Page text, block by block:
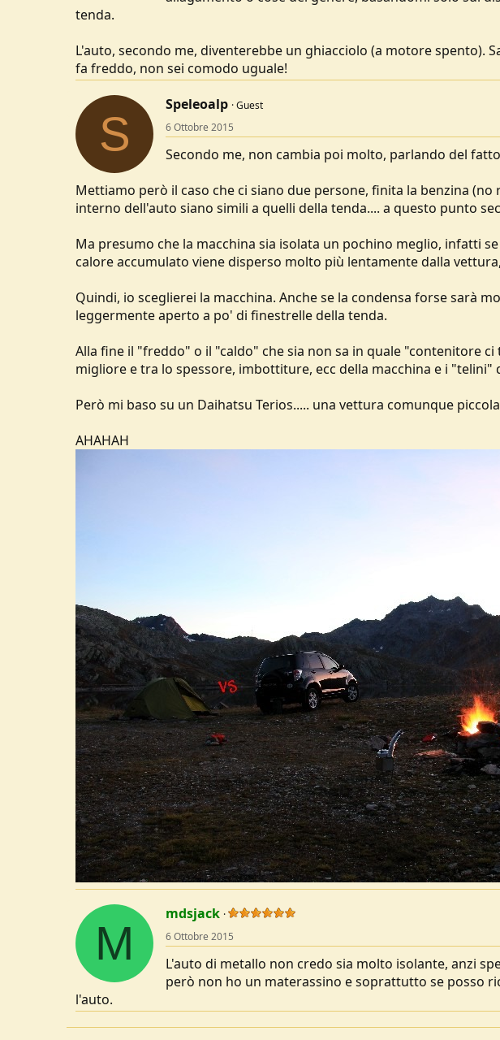
tenda.
L'auto, secondo me, diventerebbe un ghiacciolo (a motore spento).
fa freddo, non sei comodo uguale!
S
Speleoalp Guest
6 Ottobre 2015
Secondo me, non cambia poi molto, parlando del
Mettiamo però il caso che ci siano due persone, finita la benzina
interno dell'auto siano simili a quelli della tenda.... a questo punto
Ma presumo che la macchina sia isolata un pochino meglio, infatti
calore accumulato viene disperso molto più lentamente dalla
Quindi, io sceglierei la macchina. Anche se la condensa forse sarà
leggermente aperto a po' di finestrelle della tenda.
Alla fine il "freddo" o il "caldo" che sia non sa in quale "contenitore ci
migliore e tra lo spessore, imbottiture, ecc della macchina e i "telini"
Però mi baso su un Daihatsu Terios..... una vettura comunque
AHAHAH
M
mdsjack
6 Ottobre 2015
L'auto di metallo non credo sia molto isolante, anzi
però non ho un materassino e soprattutto se posso
l'auto.